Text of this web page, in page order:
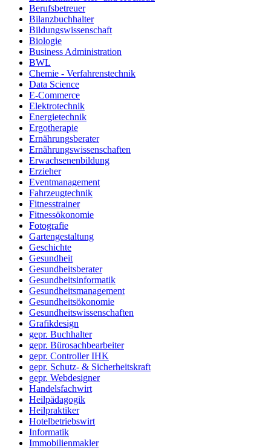
Berufsbetreuer
Bilanzbuchhalter
Bildungswissenschaft
Biologie
Business Administration
BWL
Chemie - Verfahrenstechnik
Data Science
E-Commerce
Elektrotechnik
Energietechnik
Ergotherapie
Ernährungsberater
Ernährungswissenschaften
Erwachsenenbildung
Erzieher
Eventmanagement
Fahrzeugtechnik
Fitnesstrainer
Fitnessökonomie
Fotografie
Gartengestaltung
Geschichte
Gesundheit
Gesundheitsberater
Gesundheitsinformatik
Gesundheitsmanagement
Gesundheitsökonomie
Gesundheitswissenschaften
Grafikdesign
gepr. Buchhalter
gepr. Bürosachbearbeiter
gepr. Controller IHK
gepr. Schutz- & Sicherheitskraft
gepr. Webdesigner
Handelsfachwirt
Heilpädagogik
Heilpraktiker
Hotelbetriebswirt
Informatik
Immobilienmakler